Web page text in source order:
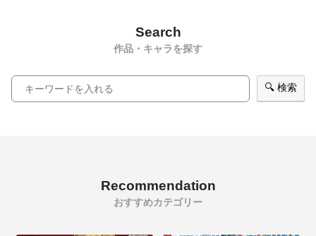
Search
作品・キャラを探す
🔍 検索
Recommendation
おすすめカテゴリー